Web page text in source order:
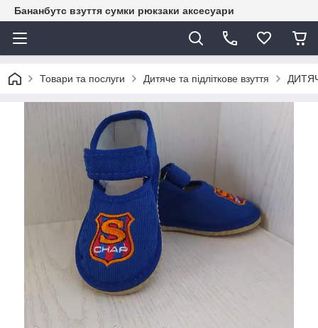
Бананбутс взуття сумки рюкзаки аксесуари
Товари та послуги Дитяче та підліткове взуття